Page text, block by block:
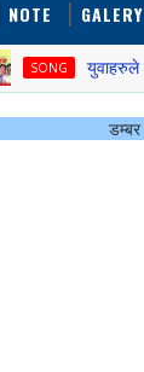
NOTE GALERY
युवाहरुले सुन्नुपर्ने
डम्बर थामीको